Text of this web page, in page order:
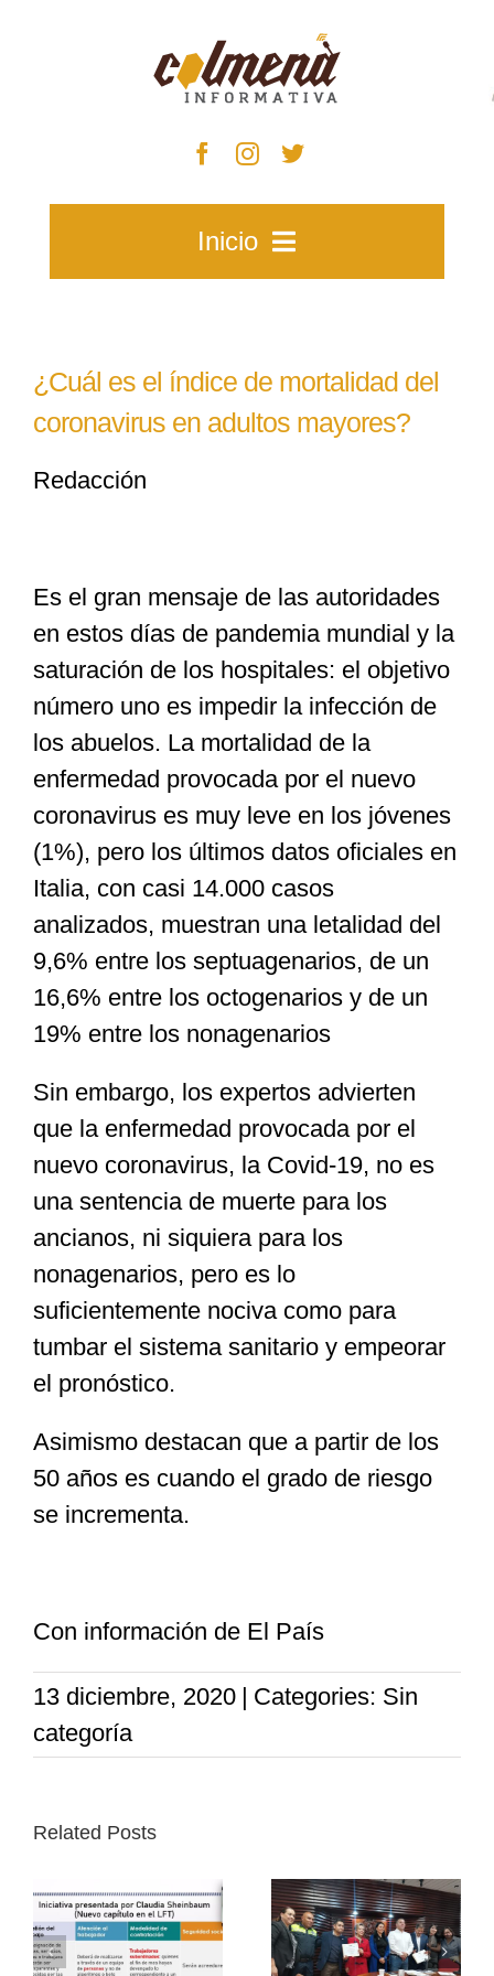
Inicio
Zacatecas
Nacional
Opinión
Cultura
Nosotros
¿Cuál es el índice de mortalidad del
coronavirus en adultos mayores?
Redacción
Es el gran mensaje de las autoridades
en estos días de pandemia mundial y la
saturación de los hospitales: el objetivo
número uno es impedir la infección de
los abuelos. La mortalidad de la
enfermedad provocada por el nuevo
coronavirus es muy leve en los jóvenes
(1%), pero los últimos datos oficiales en
Italia, con casi 14.000 casos
analizados, muestran una letalidad del
9,6% entre los septuagenarios, de un
16,6% entre los octogenarios y de un
19% entre los nonagenarios
Sin embargo, los expertos advierten
que la enfermedad provocada por el
nuevo coronavirus, la Covid-19, no es
una sentencia de muerte para los
ancianos, ni siquiera para los
nonagenarios, pero es lo
suficientemente nociva como para
tumbar el sistema sanitario y empeorar
el pronóstico.
Asimismo destacan que a partir de los
50 años es cuando el grado de riesgo
se incrementa.
Con información de El País
13 diciembre, 2020 | Categories: Sin
categoría
Related Posts